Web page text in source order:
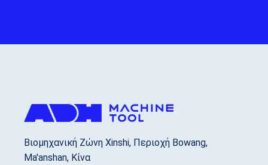
Βιομηχανική Ζώνη Xinshi, Περιοχή Bowang,
Ma'anshan, Κίνα